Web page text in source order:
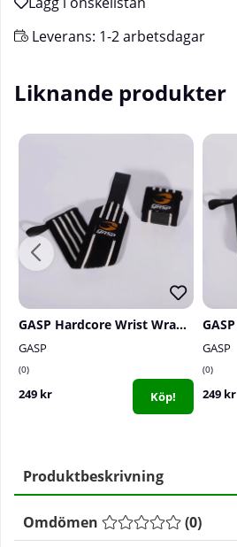
Leverans: 1-2 arbetsdagar
Liknande produkter
GASP Hardcore Wrist Wraps, black/white
GASP
0
249 kr Köp!
GASP
0
249 kr
Produktbeskrivning
Omdömen (0)